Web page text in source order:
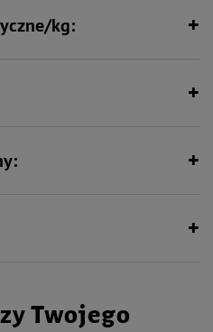
kg:
Twojego